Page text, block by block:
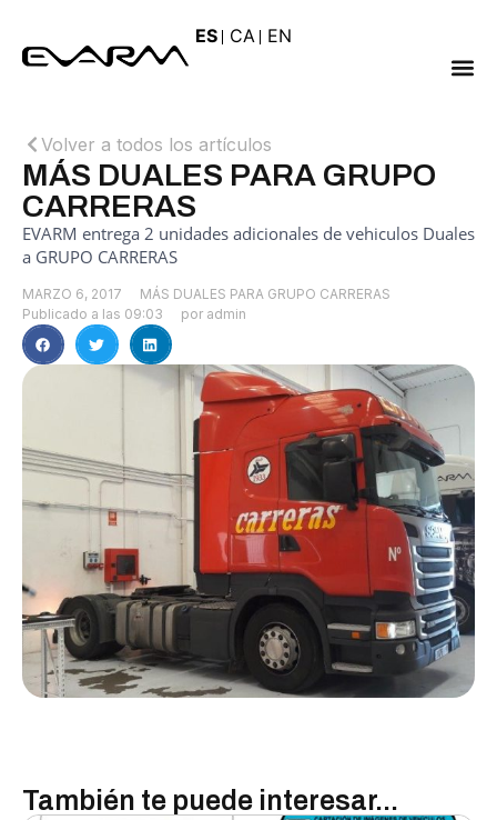
ES CA EN
Volver a todos los artículos
MÁS DUALES PARA GRUPO
CARRERAS
EVARM entrega 2 unidades adicionales de vehiculos Duales
a GRUPO CARRERAS
MARZO 6, 2017
MÁS DUALES PARA GRUPO CARRERAS
Publicado a las 09:03 por admin
También te puede interesar...